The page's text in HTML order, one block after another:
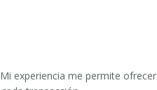
experiencia me permite ofrecer